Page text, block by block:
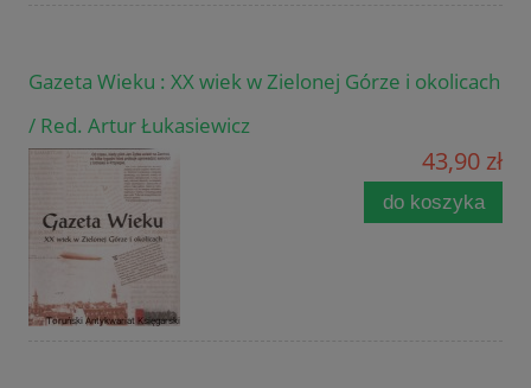
Gazeta Wieku : XX wiek w Zielonej Górze i okolicach
/ Red. Artur Łukasiewicz
43,90 zł
do koszyka